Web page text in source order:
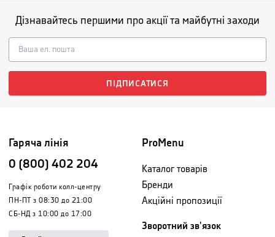
Дізнавайтесь першими про акції та майбутні заходи
ПІДПИСАТИСЯ
Гаряча лінія
0 (800) 402 204
Графік роботи колл-центру
ПН-ПТ з 08:30 до 21:00
СБ-НД з 10:00 до 17:00
ProMenu
Каталог товарів
Бренди
Акційні пропозиції
Зворотний зв'язок